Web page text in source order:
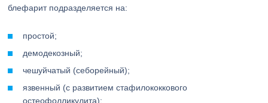
блефарит подразделяется на:
простой;
демодекозный;
чешуйчатый (себорейный);
язвенный (с развитием стафилококкового
остеофолликулита);